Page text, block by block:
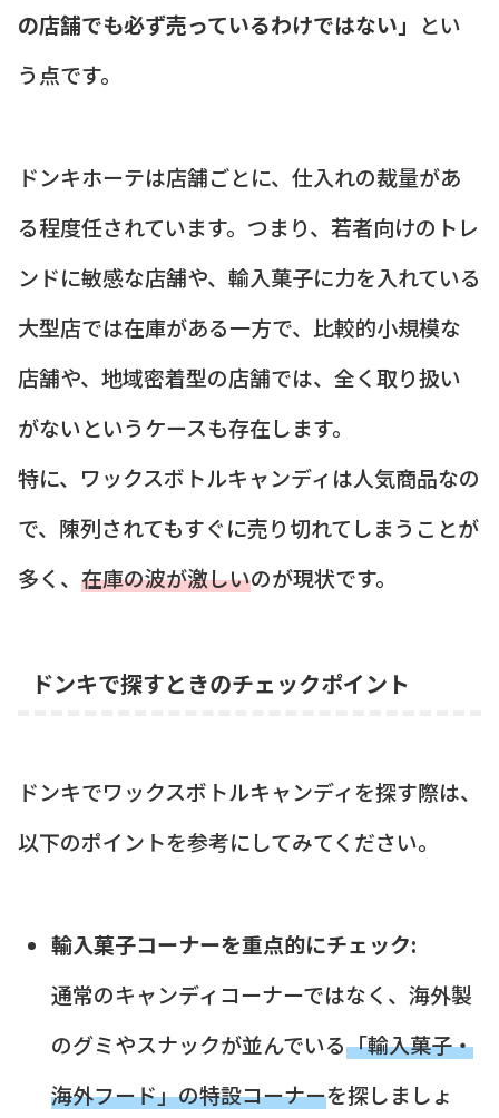
の店舗でも必ず売っているわけではない」 とい
う点です。
ドンキホーテは店舗ごとに、仕入れの裁量があ
る程度任されています。つまり、若者向けのトレ
ンドに敏感な店舗や、輸入菓子に力を入れている
大型店では在庫がある一方で、比較的小規模な
店舗や、地域密着型の店舗では、全く取り扱い
がないというケースも存在します。
特に、ワックスボトルキャンディは人気商品なの
で、陳列されてもすぐに売り切れてしまうことが
多く、 在庫の波が激しいのが現状です。
ドンキで探すときのチェックポイント
ドンキでワックスボトルキャンディを探す際は、
以下のポイントを参考にしてみてください。
輸入菓子コーナーを重点的にチェック:
通常のキャンディコーナーではなく、海外製
のグミやスナックが並んでいる「輸入菓子・
海外フード」の特設コーナーを探しましょ